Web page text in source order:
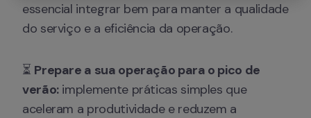
essencial integrar bem para manter a qualidade
do serviço e a eficiência da operação.
⏳ Prepare a sua operação para o pico de
verão: implemente práticas simples que
aceleram a produtividade e reduzem a